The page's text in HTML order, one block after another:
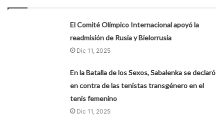
El Comité Olímpico Internacional apoyó la
readmisión de Rusia y Bielorrusia
Dic 11, 2025
En la Batalla de los Sexos, Sabalenka se declaró
en contra de las tenistas transgénero en el
tenis femenino
Dic 11, 2025